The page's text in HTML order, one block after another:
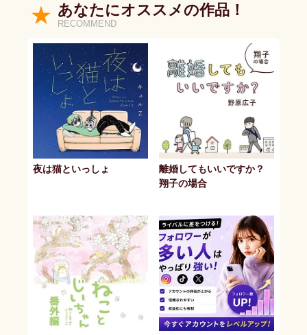
あなたにオススメの作品！
RECOMMEND
夜は猫といっしょ
離婚してもいいですか？
翔子の場合